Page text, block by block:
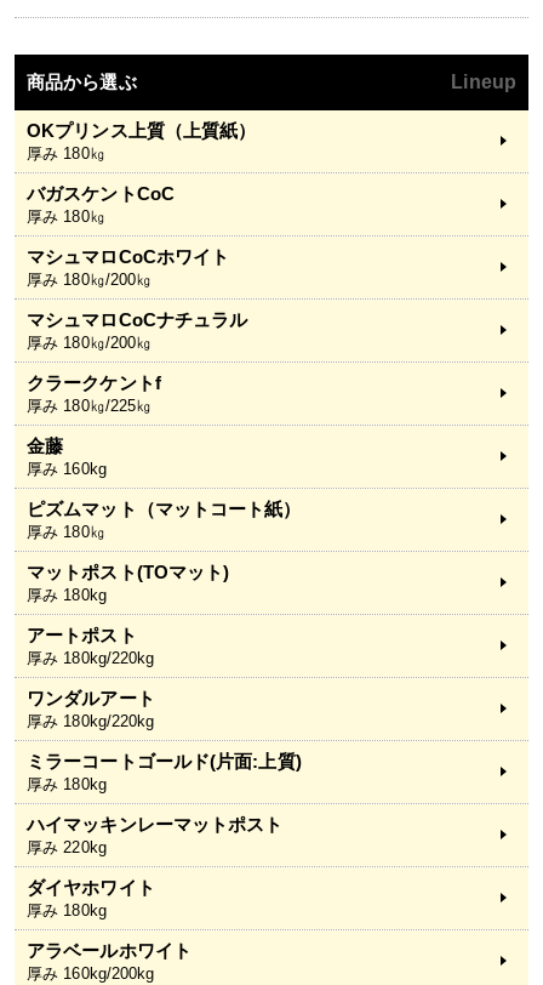
商品から選ぶ Lineup
OKプリンス上質（上質紙）
厚み 180㎏
バガスケントCoC
厚み 180㎏
マシュマロCoCホワイト
厚み 180㎏/200㎏
マシュマロCoCナチュラル
厚み 180㎏/200㎏
クラークケントf
厚み 180㎏/225㎏
金藤
厚み 160kg
ピズムマット（マットコート紙）
厚み 180㎏
マットポスト(TOマット)
厚み 180kg
アートポスト
厚み 180kg/220kg
ワンダルアート
厚み 180kg/220kg
ミラーコートゴールド(片面:上質)
厚み 180kg
ハイマッキンレーマットポスト
厚み 220kg
ダイヤホワイト
厚み 180kg
アラベールホワイト
厚み 160kg/200kg